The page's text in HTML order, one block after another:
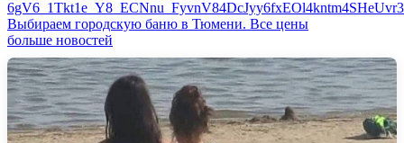
Выбираем городскую баню в Тюмени. Все цены
больше новостей